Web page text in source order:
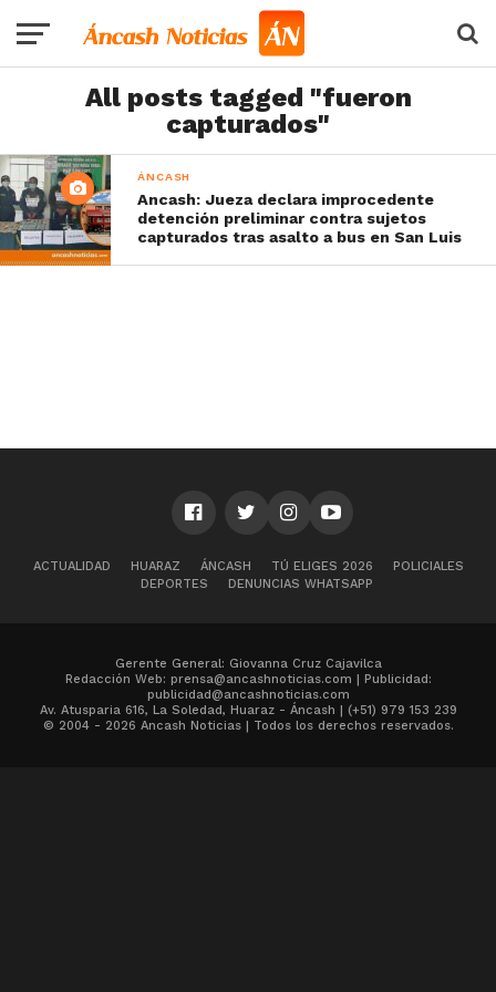
All posts tagged "fueron
capturados"
ÁNCASH
Ancash: Jueza declara improcedente
detención preliminar contra sujetos
capturados tras asalto a bus en San Luis
ACTUALIDAD HUARAZ ÁNCASH TÚ ELIGES 2026
POLICIALES
DEPORTES
DENUNCIAS WHATSAPP
Gerente General: Giovanna Cruz Cajavilca
Redacción Web: prensa@ancashnoticias.com | Publicidad:
publicidad@ancashnoticias.com
Av. Atusparia 616, La Soledad, Huaraz - Áncash | (+51) 979 153 239
© 2004 - 2026 Ancash Noticias | Todos los derechos reservados.